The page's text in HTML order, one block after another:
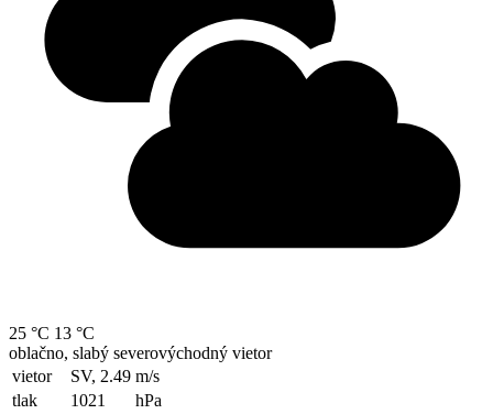
25 °C 13 °C
oblačno, slabý severovýchodný vietor
vietor
SV, 2.49 m/s
tlak
1021
hPa